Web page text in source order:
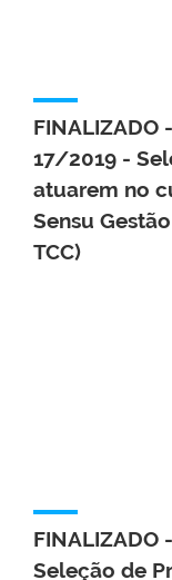
FINALIZADO
17/2019 -
atuarem no
Sensu
TCC)
FINALIZADO
Seleção de